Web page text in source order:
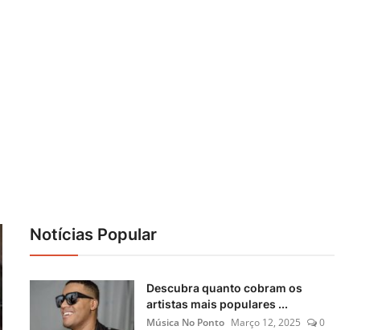
Notícias Popular
Descubra quanto cobram os
artistas mais populares ...
Música No Ponto Março 12, 2025 0